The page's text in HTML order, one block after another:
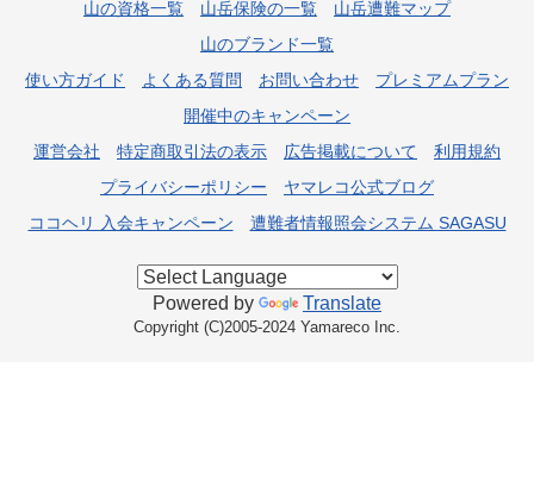
山の資格一覧
山岳保険の一覧
山岳遭難マップ
山のブランド一覧
使い方ガイド
よくある質問 お問い合わせ
プレミアムプラン
開催中のキャンペーン
運営会社
特定商取引法の表示 広告掲載について
利用規約
プライバシーポリシー
ヤマレコ公式ブログ
ココヘリ 入会キャンペーン
遭難者情報照会システム SAGASU
Powered by Translate
Copyright (C)2005-2024 Yamareco Inc.